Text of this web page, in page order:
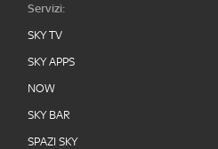
Servizi:
SKY TV
SKY APPS
NOW
SKY BAR
SPAZI SKY